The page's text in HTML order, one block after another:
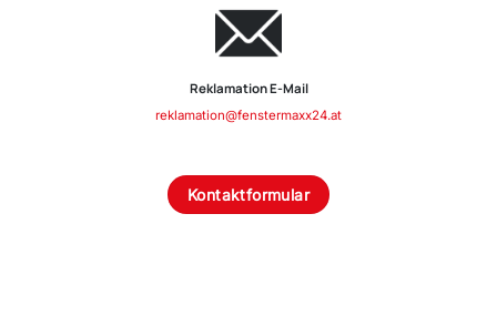
Reklamation E-Mail
reklamation@fenstermaxx24.at
Kontaktformular